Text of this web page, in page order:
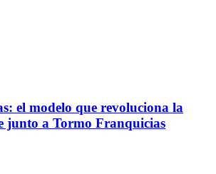
el modelo que revoluciona la
junto a Tormo Franquicias